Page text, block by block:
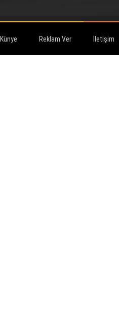
Künye Reklam Ver İletişim